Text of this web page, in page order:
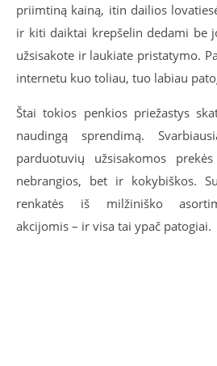
priimtiną kainą, itin dailios
ir kiti daiktai krepšelin dedami be
užsisakote ir laukiate pristatymo.
internetu kuo toliau, tuo labiau
Štai tokios penkios priežastys
naudingą sprendimą.
parduotuvių užsisakomos
nebrangios, bet ir kokybiškos.
renkatės iš milžiniško
akcijomis – ir visa tai ypač patogiai.